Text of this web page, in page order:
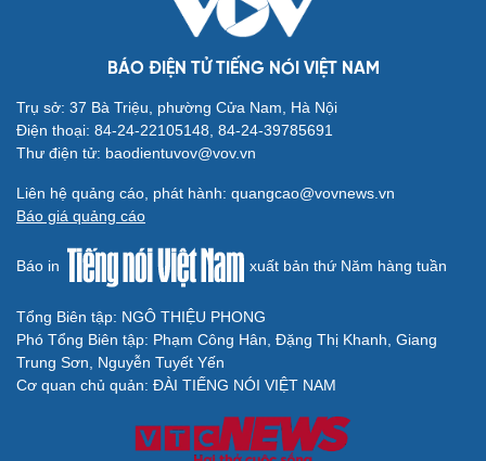
Sân khấu - Điện ảnh
Văn học
Âm nhạc
Nghệ sĩ
Thời trang
Du lịch
Tư vấn
Săn Tour
check-in
Podcast
Câu chuyện thời sự
Đọc truyện đêm khuya
Cửa sổ tình yêu
Kể chuyện cho bé
Hạt giống tâm hồn
BÁO ĐIỆN TỬ TIẾNG NÓI VIỆT NAM
Trụ sở: 37 Bà Triệu, phường Cửa Nam, Hà Nội
Điện thoại: 84-24-22105148, 84-24-39785691
Thư điện tử: baodientuvov@vov.vn
Liên hệ quảng cáo, phát hành: quangcao@vovnews.vn
Báo giá quảng cáo
Báo in xuất bản thứ Năm hàng tuần
Tổng Biên tập: NGÔ THIỆU PHONG
Phó Tổng Biên tập: Phạm Công Hân, Đặng Thị Khanh, Giang
Trung Sơn, Nguyễn Tuyết Yến
Cơ quan chủ quản: ĐÀI TIẾNG NÓI VIỆT NAM